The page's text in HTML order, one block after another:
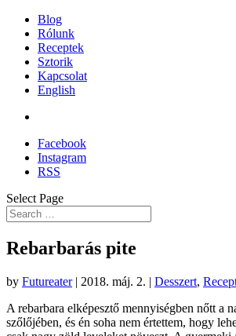
Blog
Rólunk
Receptek
Sztorik
Kapcsolat
English
Facebook
Instagram
RSS
Select Page
Rebarbarás pite
by Futureater| 2018. máj. 2. | Desszert,
A rebarbara elképesztő mennyiségben nőtt a
szőlőjében, és én soha nem értettem, hogy